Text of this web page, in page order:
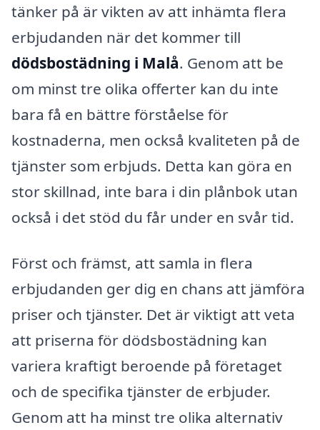
tänker på är vikten av att in­hämta flera
erbjudanden när det kommer till
dödsbostädning i Malå. Genom att be
om minst tre olika offerter kan du inte
bara få en bättre förståelse för
kostnaderna, men också kvaliteten på de
tjänster som erbjuds. Detta kan göra en
stor skillnad, inte bara i din plånbok utan
också i det stöd du får under en svår tid.
Först och främst, att samla in flera
erbjudanden ger dig en chans att jämföra
priser och tjänster. Det är viktigt att veta
att priserna för dödsbostädning kan
variera kraftigt beroende på företaget
och de specifika tjänster de erbjuder.
Genom att ha minst tre olika alternativ